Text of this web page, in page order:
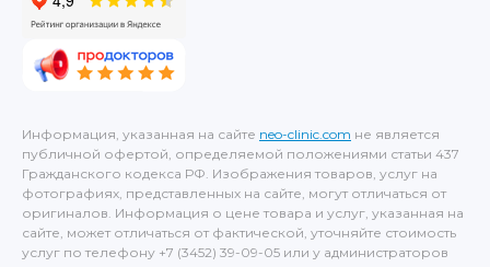
Информация, указанная на сайте neo-clinic.com не является
публичной офертой, определяемой положениями статьи 437
Гражданского кодекса РФ. Изображения товаров, услуг на
фотографиях, представленных на сайте, могут отличаться от
оригиналов. Информация о цене товара и услуг, указанная на
сайте, может отличаться от фактической, уточняйте стоимость
услуг по телефону +7 (3452) 39-09-05 или у администраторов